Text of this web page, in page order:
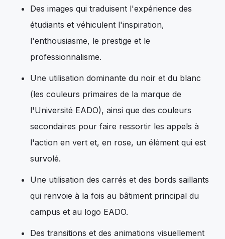
Des images qui traduisent l'expérience des
étudiants et véhiculent l'inspiration,
l'enthousiasme, le prestige et le
professionnalisme.
Une utilisation dominante du noir et du blanc
(les couleurs primaires de la marque de
l'Université EADO), ainsi que des couleurs
secondaires pour faire ressortir les appels à
l'action en vert et, en rose, un élément qui est
survolé.
Une utilisation des carrés et des bords saillants
qui renvoie à la fois au bâtiment principal du
campus et au logo EADO.
Des transitions et des animations visuellement